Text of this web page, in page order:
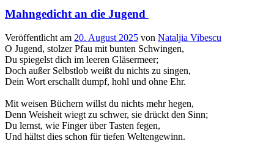
Mahngedicht an die Jugend
Veröffentlicht am 20. August 2025 von Nataljia Vibescu
O Jugend, stolzer Pfau mit bunten Schwingen,
Du spiegelst dich im leeren Gläsermeer;
Doch außer Selbstlob weißt du nichts zu singen,
Dein Wort erschallt dumpf, hohl und ohne Ehr.
Mit weisen Büchern willst du nichts mehr hegen,
Denn Weisheit wiegt zu schwer, sie drückt den Sinn;
Du lernst, wie Finger über Tasten fegen,
Und hältst dies schon für tiefen Weltengewinn.